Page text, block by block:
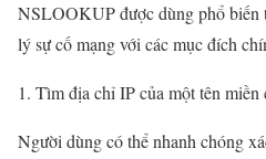
NSLOOKUP được dùng phổ biến
lý sự cố mạng với các mục đích
1. Tìm địa chỉ IP của một tên miền
Người dùng có thể nhanh chóng